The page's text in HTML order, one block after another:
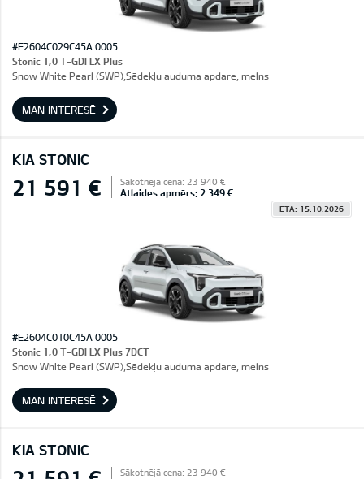
#E2604C029C45A 0005
Stonic 1,0 T-GDI LX Plus
Snow White Pearl (SWP),Sēdekļu auduma apdare, melns
MAN INTERESĒ
KIA STONIC
21 591 € Sākotnējā cena: 23 940 €
Atlaides apmērs: 2 349 €
ETA: 15.10.2026
#E2604C010C45A 0005
Stonic 1,0 T-GDI LX Plus 7DCT
Snow White Pearl (SWP),Sēdekļu auduma apdare, melns
MAN INTERESĒ
KIA STONIC
Sākotnējā cena: 23 940 €